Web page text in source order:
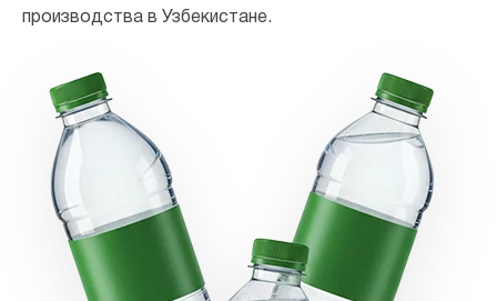
производства в Узбекистане.